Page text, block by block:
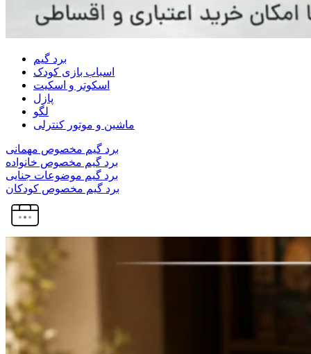
برد گیم
اسباب بازی کودک
اسکوتر و اسکیت
پازل
لگو
ماشین و موتور کنترلی
برد گیم مخصوص مهمانی
برد گیم مخصوص خانواده
برد گیم موضوعات جنایی
برد گیم مخصوص کودکان